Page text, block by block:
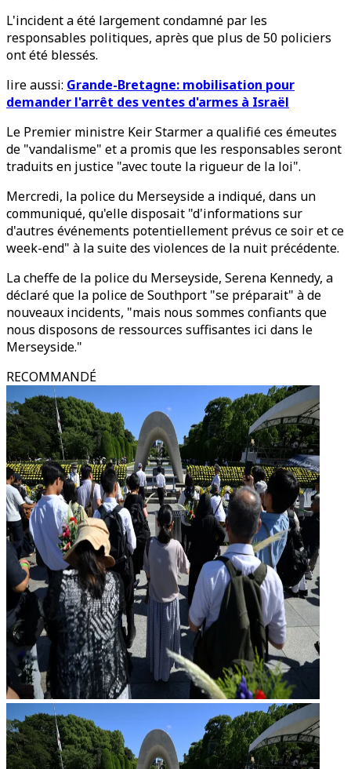
L'incident a été largement condamné par les
responsables politiques, après que plus de 50 policiers
ont été blessés.
lire aussi: Grande-Bretagne: mobilisation pour
demander l'arrêt des ventes d'armes à Israël
Le Premier ministre Keir Starmer a qualifié ces émeutes
de "vandalisme" et a promis que les responsables seront
traduits en justice "avec toute la rigueur de la loi".
Mercredi, la police du Merseyside a indiqué, dans un
communiqué, qu'elle disposait "d'informations sur
d'autres événements potentiellement prévus ce soir et ce
week-end" à la suite des violences de la nuit précédente.
La cheffe de la police du Merseyside, Serena Kennedy, a
déclaré que la police de Southport "se préparait" à de
nouveaux incidents, "mais nous sommes confiants que
nous disposons de ressources suffisantes ici dans le
Merseyside."
RECOMMANDÉ